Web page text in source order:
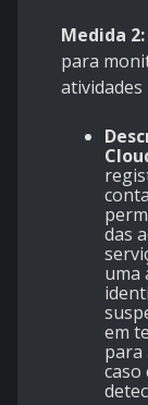
Medida 2:
para
atividades
das
uma
em
para
caso